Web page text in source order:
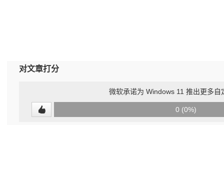
对文章打分
微软承诺为 Windows 11 推出更多自
0 (0%)